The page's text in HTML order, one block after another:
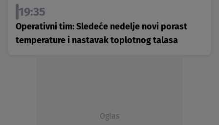
19:35
Operativni tim: Sledeće nedelje novi porast
temperature i nastavak toplotnog talasa
Oglas